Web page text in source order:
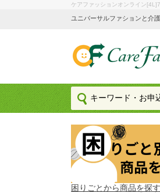
ケアファッションオンライン
ユニバーサルファションと介
困りごとから商品を探す